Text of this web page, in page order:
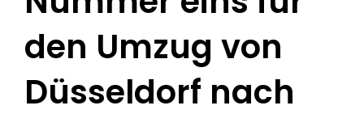
den Umzug von
Düsseldorf nach